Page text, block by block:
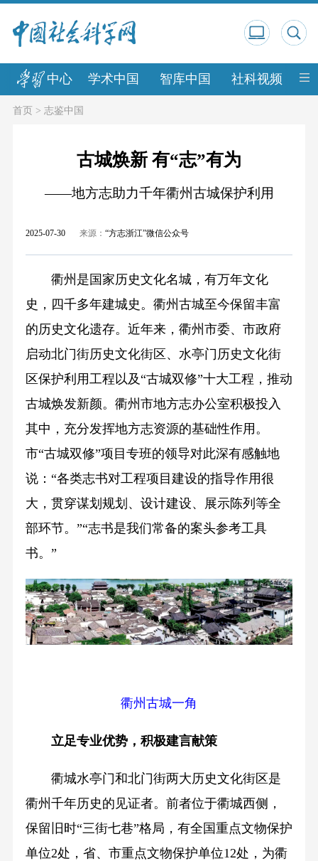
中心 学术中国 智库中国 社科视频 中
首页> 志鉴中国
古城焕新 有“志”有为
——地方志助力千年衢州古城保护利用
2025-07-30 来源： “方志浙江”微信公众号
衢州是国家历史文化名城，有万年文化
史，四千多年建城史。衢州古城至今保留丰富
的历史文化遗存。近年来，衢州市委、市政府
启动北门街历史文化街区、水亭门历史文化街
区保护利用工程以及“古城双修”十大工程，推动
古城焕发新颜。衢州市地方志办公室积极投入
其中，充分发挥地方志资源的基础性作用。
市“古城双修”项目专班的领导对此深有感触地
说：“各类志书对工程项目建设的指导作用很
大，贯穿谋划规划、设计建设、展示陈列等全
部环节。”“志书是我们常备的案头参考工具
书。”
衢州古城一角
立足专业优势，积极建言献策
衢城水亭门和北门街两大历史文化街区是
衢州千年历史的见证者。前者位于衢城西侧，
保留旧时“三街七巷”格局，有全国重点文物保护
单位2处，省、市重点文物保护单位12处，为衢